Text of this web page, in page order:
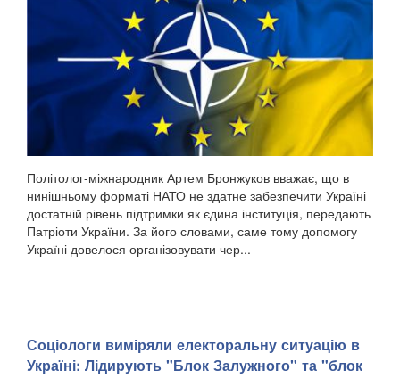
Політолог-міжнародник Артем Бронжуков вважає, що в
нинішньому форматі НАТО не здатне забезпечити Україні
достатній рівень підтримки як єдина інституція, передають
Патріоти України. За його словами, саме тому допомогу
Україні довелося організовувати чер...
Соціологи виміряли електоральну ситуацію в
Україні: ​Лідирують "Блок Залужного" та "блок